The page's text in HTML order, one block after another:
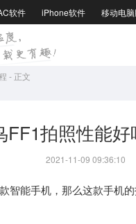
软件 iPhone软件 移动电脑
- 正文
FF1拍照性能
2021-11-09 09:36:10
能手机，那么这款手机